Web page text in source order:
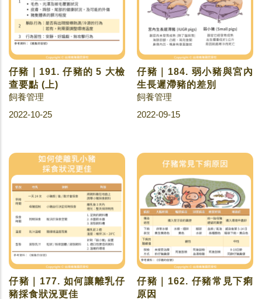
仔豬｜191. 仔豬的 5 大檢
查要點 (上)
飼養管理
2022-10-25
仔豬｜184. 弱小豬與宮內
生長遲滯豬的差別
飼養管理
2022-09-15
仔豬｜177. 如何讓離乳仔
豬採食狀況更佳
仔豬｜162. 仔豬常見下痢
原因